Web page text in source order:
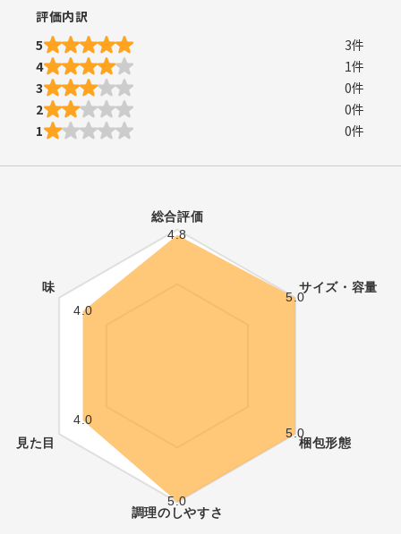
評価内訳
5
3件
4
1件
3
0件
2
0件
1
0件